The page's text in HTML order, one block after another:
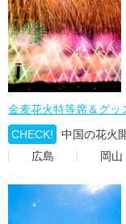
金麦花火特等席＆グッ
CHECK!
中国の花火
広島
岡山